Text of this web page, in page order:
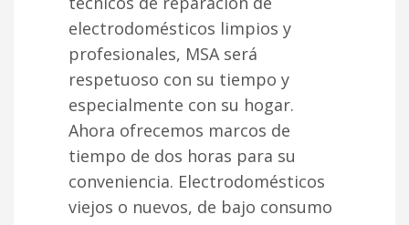
electrodomésticos limpios y
profesionales, MSA será
respetuoso con su tiempo y
especialmente con su hogar.
Ahora ofrecemos marcos de
tiempo de dos horas para su
conveniencia. Electrodomésticos
viejos o nuevos, de bajo consumo